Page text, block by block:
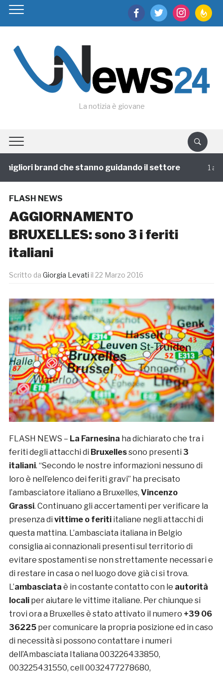
facebooktwitter instagram
La notizia è giovane
brand che stanno guidando il settore 1 annofa
FLASH NEWS
AGGIORNAMENTO
BRUXELLES: sono 3 i feriti
italiani
Scritto da Giorgia Levati il 22 Marzo 2016
FLASH NEWS – La Farnesina ha dichiarato che tra i
feriti degli attacchi di Bruxellessono presenti 3
italiani. “Secondo le nostre informazioni nessuno di
loro è nell’elenco dei feriti gravi” ha precisato
l’ambasciatore italiano a Bruxelles, Vincenzo
Grassi. Continuano gli accertamenti per verificare la
presenza di vittime o feritiitaliane negli attacchi di
questa mattina. L’ambasciata italiana in Belgio
consiglia ai connazionali presenti sul territorio di
evitare spostamenti se non strettamente necessari e
di restare in casa o nel luogo dove già ci si trova.
L’ambasciata è in costante contatto con le autorità
localiper aiutare le vittime italiane. Per chiunque si
trovi ora a Bruxelles è stato attivato il numero +39 06
36225per comunicare la propria posizione ed in caso
di necessità si possono contattare i numeri
dell’Ambasciata Italiana 003226433850,
003225431550, cell 0032477278680,